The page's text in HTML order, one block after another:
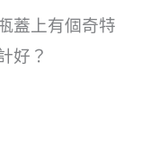
蓋上有個奇特
好？